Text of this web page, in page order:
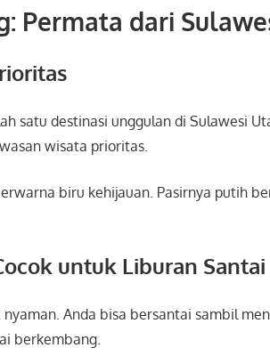
Permata dari
satu destinasi unggulan diSulawesi
wisata prioritas.
biru kehijauan. Pasirnya putih
untuk Liburan Santai
nyaman. Anda bisa bersantai sambil
berkembang.